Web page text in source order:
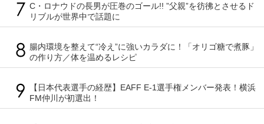
C・ロナウドの長男が圧巻のゴール!! ”父親”を彷彿とさせるド
リブルが世界中で話題に
腸内環境を整えて“冷え”に強いカラダに！「オリゴ糖で煮豚」
の作り方／体を温めるレシピ
【日本代表選手の経歴】EAFF E-1選手権メンバー発表！横浜
FM仲川が初選出！